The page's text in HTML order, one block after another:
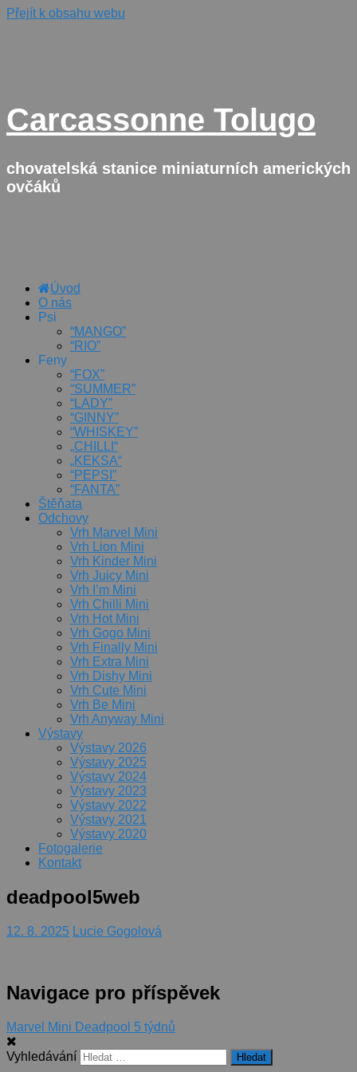
Přejít k obsahu webu
Carcassonne Tolugo
chovatelská stanice miniaturních amerických
ovčáků
Úvod
O nás
Psi
“MANGO”
“RIO”
Feny
“FOX”
“SUMMER”
“LADY”
“GINNY”
“WHISKEY”
„CHILLI“
„KEKSA“
“PEPSI”
“FANTA”
Štěňata
Odchovy
Vrh Marvel Mini
Vrh Lion Mini
Vrh Kinder Mini
Vrh Juicy Mini
Vrh I’m Mini
Vrh Chilli Mini
Vrh Hot Mini
Vrh Gogo Mini
Vrh Finally Mini
Vrh Extra Mini
Vrh Dishy Mini
Vrh Cute Mini
Vrh Be Mini
Vrh Anyway Mini
Výstavy
Výstavy 2026
Výstavy 2025
Výstavy 2024
Výstavy 2023
Výstavy 2022
Výstavy 2021
Výstavy 2020
Fotogalerie
Kontakt
deadpool5web
12. 8. 2025 Lucie Gogolová
Navigace pro příspěvek
Marvel Mini Deadpool 5 týdnů
Vyhledávání